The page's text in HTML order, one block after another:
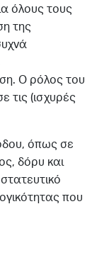
όλους τους
της
Ο ρόλος του
τις (ισχυρές
όπως σε
δόρυ και
που